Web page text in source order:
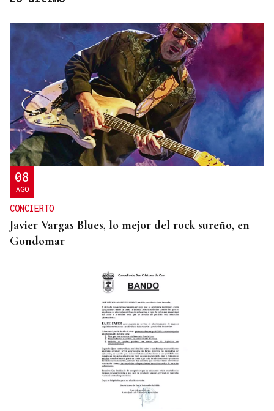
SEGURIDAD INFANTIL
Un tribunal de Estados Unidos multa a Meta con
567 millones de dólares por perjudicar la salud
mental de los menores
08
AGO
CONCIERTO
Javier Vargas Blues, lo mejor del rock sureño, en
Gondomar